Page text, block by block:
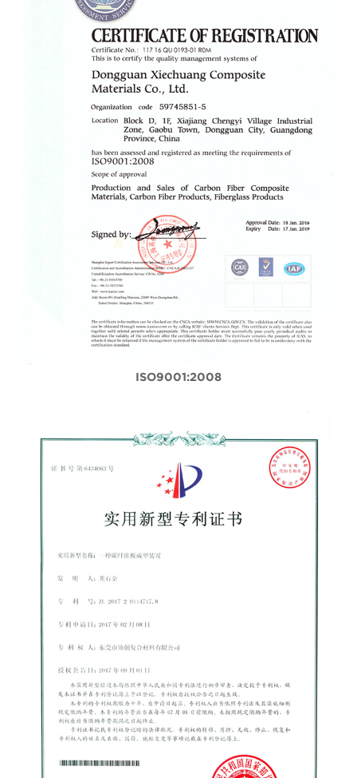
ISO9001:2008